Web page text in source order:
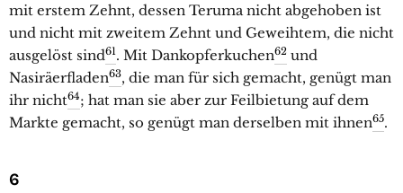
mit erstem Zehnt, dessen Teruma nicht abgehoben ist
und nicht mit zweitem Zehnt und Geweihtem, die nicht
ausgelöst sind61. Mit Dankopferkuchen62 und
Nasiräerfladen63, die man für sich gemacht, genügt man
ihr nicht64; hat man sie aber zur Feilbietung auf dem
Markte gemacht, so genügt man derselben mit ihnen65.
6